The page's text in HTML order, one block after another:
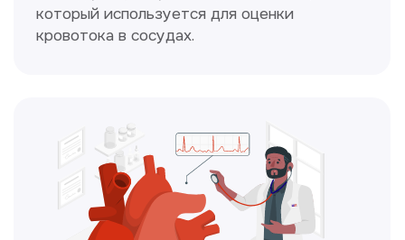
Чекапы
это комплексное обследование,